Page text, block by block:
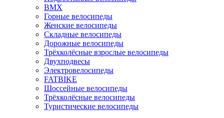
BMX
Горные велосипеды
Женские велосипеды
Складные велосипеды
Дорожные велосипеды
Трёхколёсные взрослые велосипеды
Двухподвесы
Электровелосипеды
FATBIKE
Шоссейные велосипеды
Трёхколёсные велосипеды
Туристические велосипеды